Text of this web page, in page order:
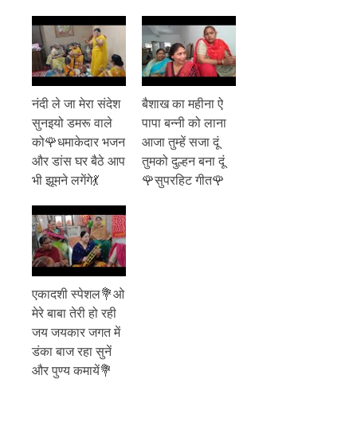
नंदी ले जा मेरा संदेश
सुनइयो डमरू वाले
को🌹धमाकेदार भजन
और डांस घर बैठे आप
भी झूमने लगेंगे💃
बैशाख का महीना ऐ
पापा बन्नी को लाना
आजा तुम्हें सजा दूं
तुमको दुल्हन बना दूं
🌹सुपरहिट गीत🌹
एकादशी स्पेशल💐ओ
मेरे बाबा तेरी हो रही
जय जयकार जगत में
डंका बाज रहा सुनें
और पुण्य कमायें💐